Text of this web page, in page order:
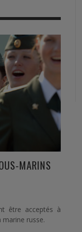
DE LA « REDACCHEF »
ROMAIN PETIT
AUTEURS
THÉMATIQUE
2013
2014
2015
2016
2022
MARINS
être acceptés à
russe.